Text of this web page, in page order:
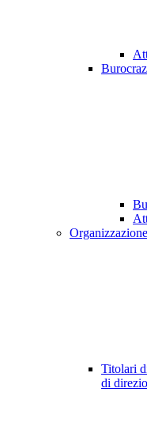
Organizzazione
Titolari
di